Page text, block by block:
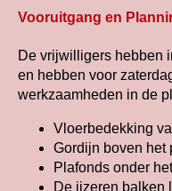
Vooruitgang en
De vrijwilligers hebben
en hebben voor
werkzaamheden in de
Vloerbedekking
Gordijn boven het
Plafonds onder
De ijzeren balken